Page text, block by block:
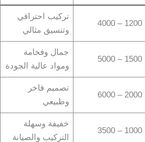
1200 – 4000
تركيب احترافي
وتنسيق مثالي
1500 – 5000
جمال وفخامة
ومواد عالية الجودة
2000 – 6000
تصميم فاخر
وطبيعي
1000 – 3500
خفيفة وسهلة
التركيب والصيانة